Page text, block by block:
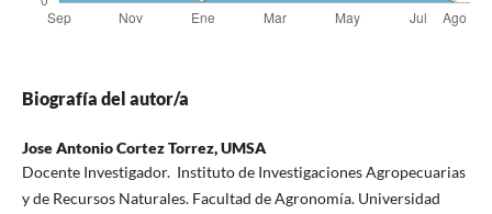
Biografía del autor/a
Jose Antonio Cortez Torrez,UMSA
Docente Investigador. Instituto de Investigaciones Agropecuarias
y de Recursos Naturales. Facultad de Agronomía. Universidad